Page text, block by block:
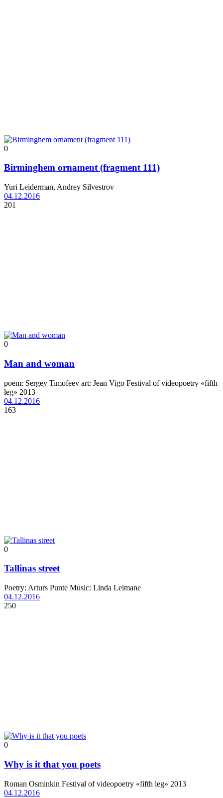
0
Birminghem ornament (fragment 111)
Yuri Leiderman, Andrey Silvestrov
04.12.2016
201
0
Man and woman
poem: Sergey Timofeev art: Jean Vigo Festival of videopoetry «fifth
leg» 2013
04.12.2016
163
0
Tallinas street
Poetry: Arturs Punte Music: Linda Leimane
04.12.2016
250
0
Why is it that you poets
Roman Osminkin Festival of videopoetry «fifth leg» 2013
04.12.2016